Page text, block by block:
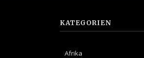
KATEGORIEN
Afrika